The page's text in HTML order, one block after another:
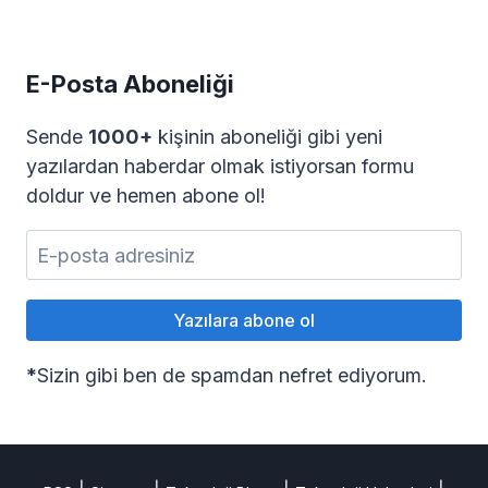
E-Posta Aboneliği
Sende 1000+ kişinin aboneliği gibi yeni
yazılardan haberdar olmak istiyorsan formu
doldur ve hemen abone ol!
*Sizin gibi ben de spamdan nefret ediyorum.